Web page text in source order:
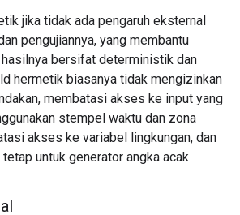
jika tidak ada pengaruh eksternal
pengujiannya, yang membantu
bersifat deterministik dan
hermetik biasanya tidak mengizinkan
membatasi akses ke input yang
stempel waktu dan zona
akses ke variabel lingkungan, dan
untuk generator angka acak